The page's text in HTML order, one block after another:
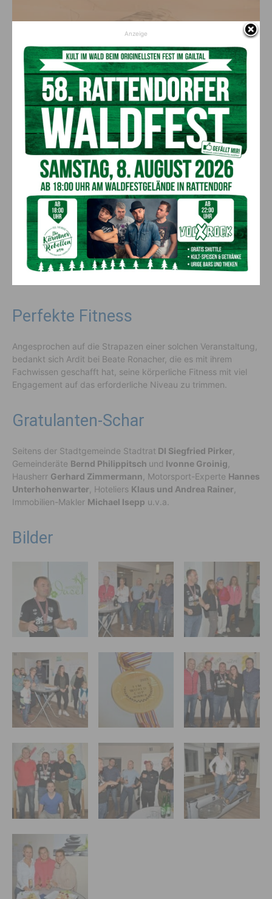
(c) Ardit Kurtaj
Herzlicher Empfang
Der Gold-Biker freute sich über den herzlichen Empfang,
erzählte ausführlich über seine Erfahrungen in der Wüste, und
sieht bereits voll fokussiert der nächsten sportlichen
Herausforderung entgegen: „Ich beginne das Jahr 2024 mit
der Rally Dakar – mein absoluter Herzenswunsch geht in
Perfekte Fitness
Angesprochen auf die Strapazen einer solchen Veranstaltung,
bedankt sich Ardit bei Beate Ronacher, die es mit ihrem
Fachwissen geschafft hat, seine körperliche Fitness mit viel
Engagement auf das erforderliche Niveau zu trimmen.
Gratulanten-Schar
Seitens der Stadtgemeinde Stadtrat DI Siegfried Pirker
Gemeinderäte Bernd Philippitsch und Ivonne Groinig
Hausherr Gerhard Zimmermann , Motorsport-Experte Hannes
Unterhohenwarter , Hoteliers Klaus und Andrea Rainer
Immobilien-Makler Michael Isepp u.v.a.
Bilder
Anzeige